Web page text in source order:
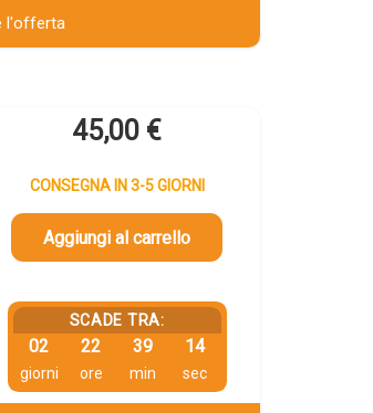
l'offerta
45,00 €
CONSEGNA IN 3-5 GIORNI
Aggiungi al carrello
SCADE TRA:
02
giorni
22
ore
39
min
13
sec